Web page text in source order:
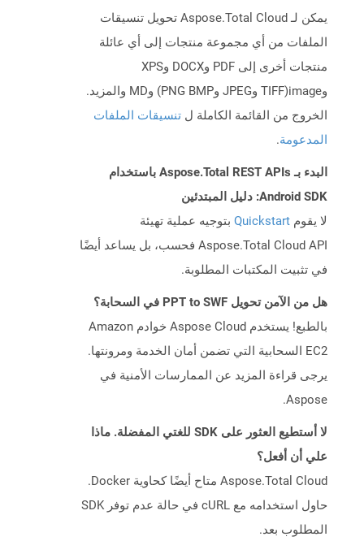
يمكن لـ Aspose.Total Cloud تحويل تنسيقات
الملفات من أي مجموعة منتجات إلى أي عائلة
منتجات أخرى إلى PDF وDOCX وXPS
وimage(TIFF وJPEG وPNG BMP) وMD والمزيد.
الخروج من القائمة الكاملة ل تنسيقات الملفات
المدعومة.
البدء بـ Aspose.Total REST APIs باستخدام
Android SDK: دليل المبتدئين
لا يقوم Quickstart بتوجيه عملية تهيئة
Aspose.Total Cloud API فحسب، بل يساعد أيضًا
في تثبيت المكتبات المطلوبة.
هل من الآمن تحويل PPT to SWF في السحابة؟
بالطبع! يستخدم Aspose Cloud خوادم Amazon
EC2 السحابية التي تضمن أمان الخدمة ومرونتها.
يرجى قراءة المزيد عن الممارسات الأمنية في
Aspose.
لا أستطيع العثور على SDK للغتي المفضلة. ماذا
علي أن أفعل؟
Aspose.Total Cloud متاح أيضًا كحاوية Docker.
حاول استخدامه مع cURL في حالة عدم توفر SDK
المطلوب بعد.